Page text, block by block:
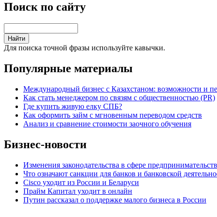
Поиск по сайту
Для поиска точной фразы используйте кавычки.
Популярные материалы
Международный бизнес с Казахстаном: возможности и
Как стать менеджером по связям с общественностью (PR)
Где купить живую елку СПБ?
Как оформить займ с мгновенным переводом средств
Анализ и сравнение стоимости заочного обучения
Бизнес-новости
Изменения законодательства в сфере
Что означают санкции для банков и банковской
Cisco уходит из России и Беларуси
Прайм Капитал уходит в онлайн
Путин рассказал о поддержке малого бизнеса в России